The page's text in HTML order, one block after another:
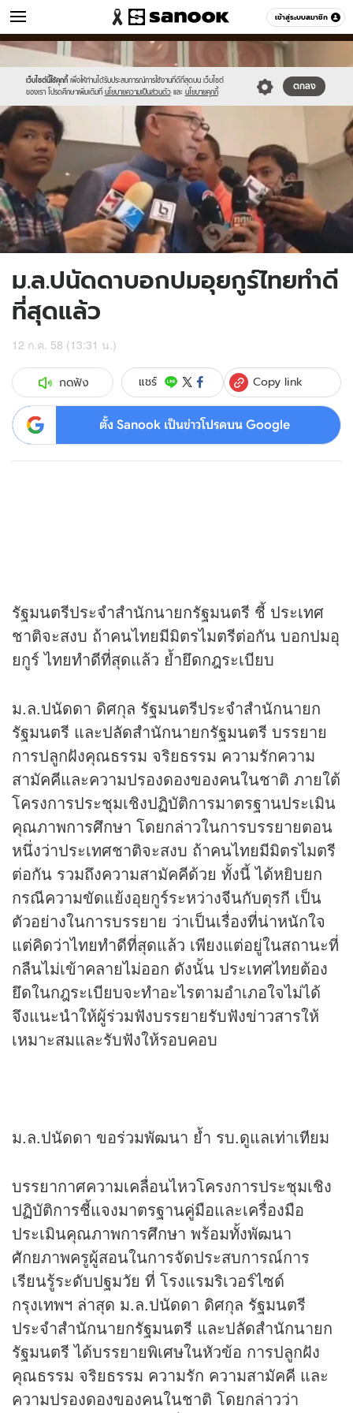
เข้าสู่ระบบสมาชิก
ข่าว หมวดอื่นๆ
เว็บไซต์นี้ใช้คุกกี้ เพื่อให้ท่านได้รับประสบการณ์การใช้งานที่ดีที่สุดบน เว็บไซต์
ของเรา โปรดศึกษาเพิ่มเติมที่ นโยบายความเป็นส่วนตัว และ นโยบายคุกกี้
ตกลง
Sanook
//s.isanook.com/sr/0/images/logo-
new-
sanook.png
600
60
//s.isanook.com/ns/0/ud/365/1828442/631365-
01.jpg
ม.ล.ปนัดดาบอกปมอุยกูร์ไทยทำดี
ที่สุดแล้ว
12 ก.ค. 58 (13:31 น.)
กดฟัง แชร์ Copy link
ตั้ง Sanook เป็นข่าวโปรดบน Google
รัฐมนตรีประจำสำนักนายกรัฐมนตรี ชี้ ประเทศ
ชาติจะสงบ ถ้าคนไทยมีมิตรไมตรีต่อกัน บอกปมอุ
ยกูร์ ไทยทำดีที่สุดแล้ว ย้ำยึดกฎระเบียบ
ม.ล.ปนัดดา ดิศกุล รัฐมนตรีประจำสำนักนายก
รัฐมนตรี และปลัดสำนักนายกรัฐมนตรี บรรยาย
การปลูกฝังคุณธรรม จริยธรรม ความรักความ
สามัคคีและความปรองดองของคนในชาติ ภายใต้
โครงการประชุมเชิงปฏิบัติการมาตรฐานประเมิน
คุณภาพการศึกษา โดยกล่าวในการบรรยายตอน
หนึ่งว่าประเทศชาติจะสงบ ถ้าคนไทยมีมิตรไมตรี
ต่อกัน รวมถึงความสามัคคีด้วย ทั้งนี้ ได้หยิบยก
กรณีความขัดแย้งอุยกูร์ระหว่างจีนกับตุรกี เป็น
ตัวอย่างในการบรรยาย ว่าเป็นเรื่องที่น่าหนักใจ
แต่คิดว่าไทยทำดีที่สุดแล้ว เพียงแต่อยู่ในสถานะที่
กลืนไม่เข้าคลายไม่ออก ดังนั้น ประเทศไทยต้อง
ยึดในกฎระเบียบจะทำอะไรตามอำเภอใจไม่ได้
จึงแนะนำให้ผู้ร่วมฟังบรรยายรับฟังข่าวสารให้
เหมาะสมและรับฟังให้รอบคอบ
ม.ล.ปนัดดา ขอร่วมพัฒนา ย้ำ รบ.ดูแลเท่าเทียม
บรรยากาศความเคลื่อนไหวโครงการประชุมเชิง
ปฏิบัติการชี้แจงมาตรฐานคู่มือและเครื่องมือ
ประเมินคุณภาพการศึกษา พร้อมทั้งพัฒนา
ศักยภาพครูผู้สอนในการจัดประสบการณ์การ
เรียนรู้ระดับปฐมวัย ที่ โรงแรมริเวอร์ไซด์
กรุงเทพฯ ล่าสุด ม.ล.ปนัดดา ดิศกุล รัฐมนตรี
ประจำสำนักนายกรัฐมนตรี และปลัดสำนักนายก
รัฐมนตรี ได้บรรยายพิเศษในหัวข้อ การปลูกฝัง
คุณธรรม จริยธรรม ความรัก ความสามัคคี และ
ความปรองดองของคนในชาติ โดยกล่าวว่า